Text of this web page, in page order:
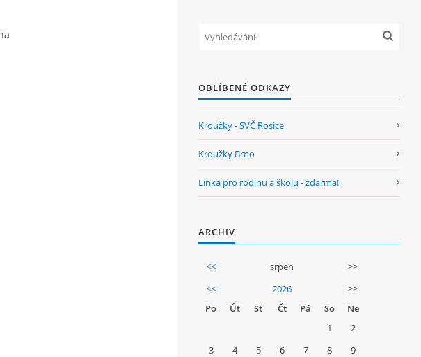
OBLÍBENÉ ODKAZY
Kroužky - SVČ Rosice
Kroužky Brno
Linka pro rodinu a školu - zdarma!
ARCHIV
<< srpen
>>
<<
2026
>>
Po
Út St Čt Pá So
Ne
1
2
3
4 5 6 7 8
9